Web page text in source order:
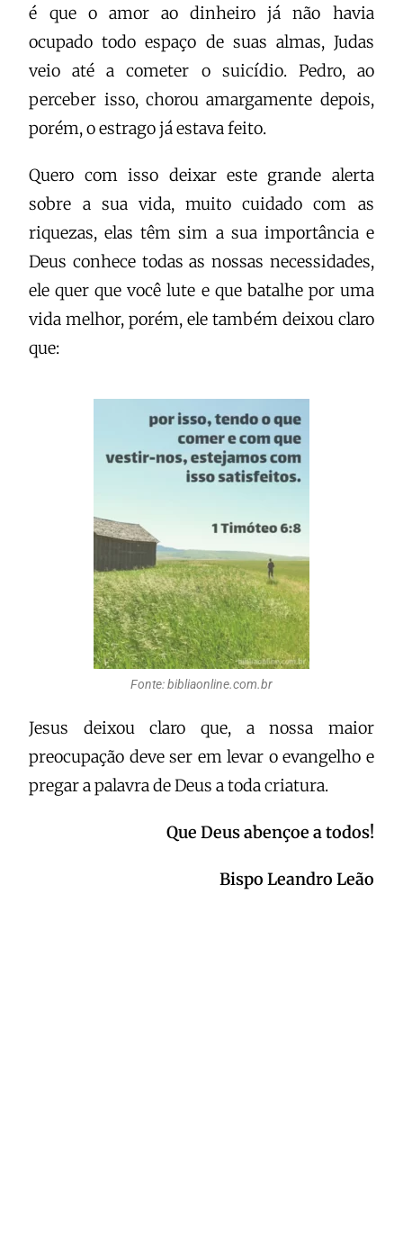
é que o amor ao dinheiro já não havia
ocupado todo espaço de suas almas, Judas
veio até a cometer o suicídio. Pedro, ao
perceber isso, chorou amargamente depois,
porém, o estrago já estava feito.
Quero com isso deixar este grande alerta
sobre a sua vida, muito cuidado com as
riquezas, elas têm sim a sua importância e
Deus conhece todas as nossas necessidades,
ele quer que você lute e que batalhe por uma
vida melhor, porém, ele também deixou claro
que:
Fonte: bibliaonline.com.br
Jesus deixou claro que, a nossa maior
preocupação deve ser em levar o evangelho e
pregar a palavra de Deus a toda criatura.
Que Deus abençoe a todos!
Bispo Leandro Leão